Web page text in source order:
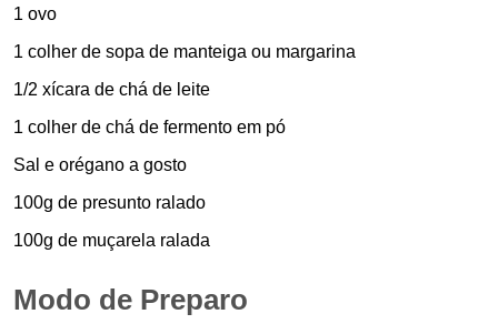
1 ovo
1 colher de sopa de manteiga ou margarina
1/2 xícara de chá de leite
1 colher de chá de fermento em pó
Sal e orégano a gosto
100g de presunto ralado
100g de muçarela ralada
Modo de Preparo